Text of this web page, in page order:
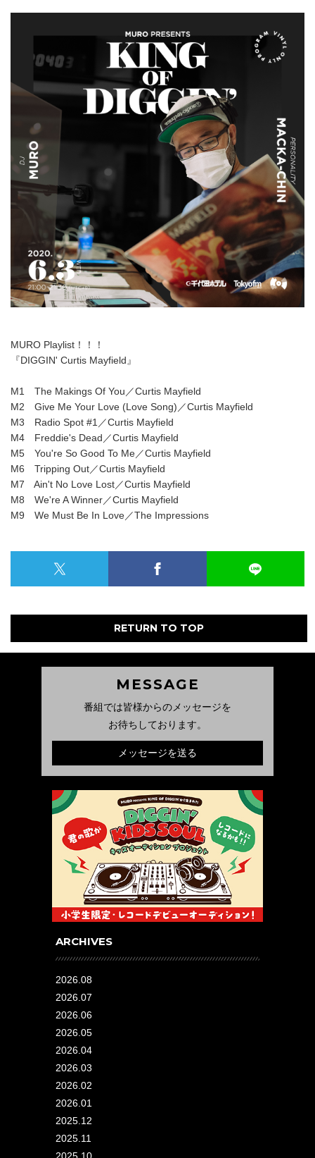
MURO Playlist！！！
『DIGGIN' Curtis Mayfield』
M1 The Makings Of You／Curtis Mayfield
M2 Give Me Your Love (Love Song)／Curtis Mayfield
M3 Radio Spot #1／Curtis Mayfield
M4 Freddie's Dead／Curtis Mayfield
M5 You're So Good To Me／Curtis Mayfield
M6 Tripping Out／Curtis Mayfield
M7 Ain't No Love Lost／Curtis Mayfield
M8 We're A Winner／Curtis Mayfield
M9 We Must Be In Love／The Impressions
RETURN TO TOP
MESSAGE
番組では皆様からのメッセージを
お待ちしております。
メッセージを送る
ARCHIVES
2026.08
2026.07
2026.06
2026.05
2026.04
2026.03
2026.02
2026.01
2025.12
2025.11